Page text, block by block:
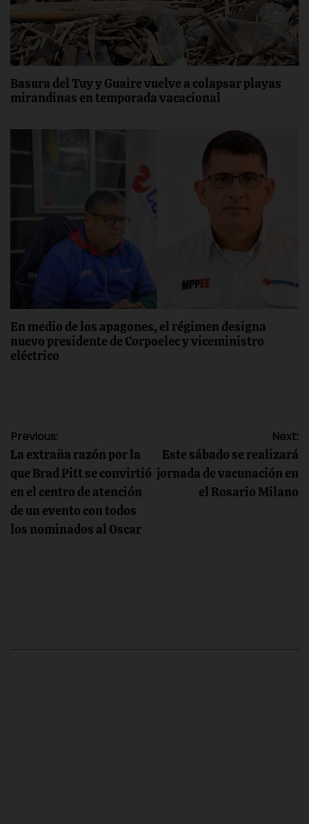
Basura del Tuy y Guaire vuelve a colapsar playas
mirandinas en temporada vacacional
En medio de los apagones, el régimen designa
nuevo presidente de Corpoelec y viceministro
eléctrico
Navegación
de
entradas
Previous:
La extraña razón por la
que Brad Pitt se convirtió
en el centro de atención
de un evento con todos
los nominados al Oscar
Next:
Este sábado se realizará
jornada de vacunación en
el Rosario Milano